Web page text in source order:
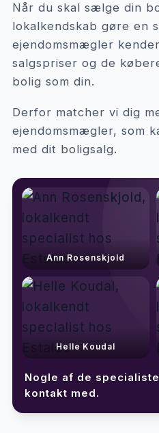
Når du skal sælge din
lokalkendskab gøre en
ejendomsmægler
salgspriser og de
bolig som din.
Derfor matcher vi dig
ejendomsmægler, som
med dit boligsalg.
Ann Rosenskjold
Helle Koudal
Nogle af de
kontakt med.